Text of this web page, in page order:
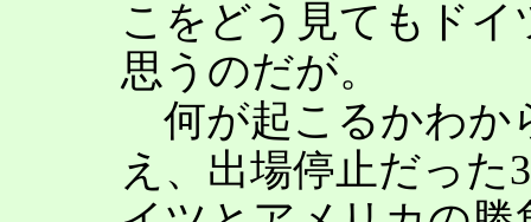
こをどう見てもド
思うのだが。
何が起こるかわか
え、出場停止だっ